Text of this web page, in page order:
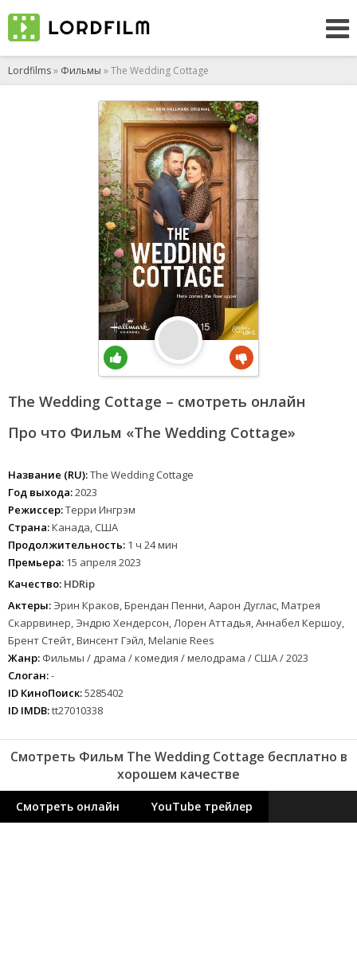
Lordfilms» Фильмы » The Wedding Cottage
The Wedding Cottage – смотреть онлайн
Про что Фильм «The Wedding Cottage»
Название (RU):The Wedding Cottage
Год выхода:2023
Режиссер:Терри Ингрэм
Страна:Канада, США
Продолжительность: 1 ч 24 мин
Премьера: 15 апреля 2023
Качество: HDRip
Актеры: Эрин Краков, Брендан Пенни, Аарон Дуглас, Матрея
Скаррвинер, Эндрю Хендерсон, Лорен Аттадья, Аннабел Кершоу,
Брент Стейт, Винсент Гэйл, Melanie Rees
Жанр: Фильмы / драма / комедия / мелодрама / США / 2023
Слоган:-
ID КиноПоиск:5285402
ID IMDB:tt27010338
Смотреть Фильм The Wedding Cottage бесплатно в
хорошем качестве
Смотреть онлайн YouTube трейлер